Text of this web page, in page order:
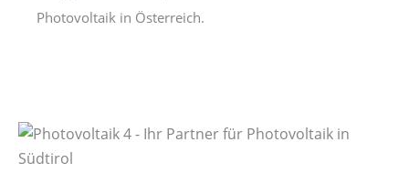
Photovoltaik in Österreich.